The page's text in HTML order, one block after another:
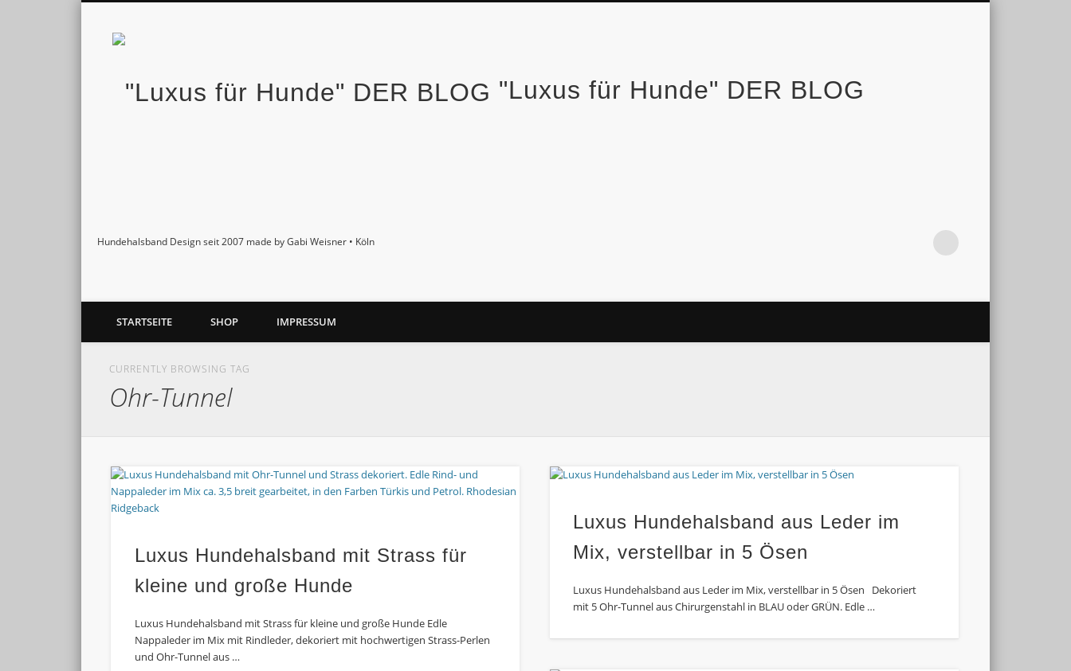
"Luxus für Hunde" DER BLOG
Hundehalsband Design seit 2007 made by Gabi Weisner • Köln
PinterestGoogle+
STARTSEITE SHOP IMPRESSUM
CURRENTLY BROWSING TAG
Ohr-Tunnel
Luxus Hundehalsband mit Strass für
kleine und große Hunde
Luxus Hundehalsband mit Strass für kleine und große Hunde Edle
Nappaleder im Mix mit Rindleder, dekoriert mit hochwertigen Strass-Perlen
und Ohr-Tunnel aus …
Luxus Hundehalsband aus Leder im
Mix, verstellbar in 5 Ösen
Luxus Hundehalsband aus Leder im Mix, verstellbar in 5 Ösen Dekoriert
mit 5 Ohr-Tunnel aus Chirurgenstahl in BLAU oder GRÜN. Edle …